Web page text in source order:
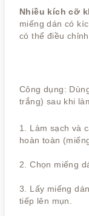
Nhiều kích cỡ
miếng dán có
có thể điều
Công dụng:
trắng) sau khi
1. Làm sạch và
hoàn toàn
2. Chọn miếng
3. Lấy miếng
tiếp lên mụn.